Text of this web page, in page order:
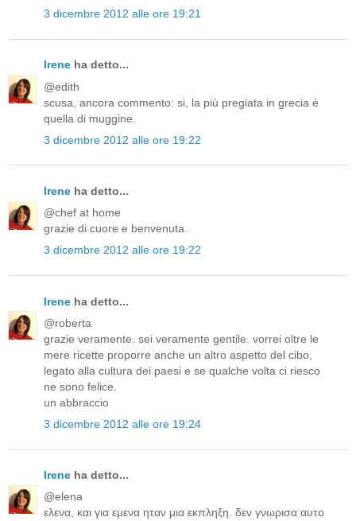
3 dicembre 2012 alle ore 19:21
Irene ha detto...
@edith
scusa, ancora commento: si, la più pregiata in grecia è
quella di muggine.
3 dicembre 2012 alle ore 19:22
Irene ha detto...
@chef at home
grazie di cuore e benvenuta.
3 dicembre 2012 alle ore 19:22
Irene ha detto...
@roberta
grazie veramente. sei veramente gentile. vorrei oltre le
mere ricette proporre anche un altro aspetto del cibo,
legato alla cultura dei paesi e se qualche volta ci riesco
ne sono felice.
un abbraccio
3 dicembre 2012 alle ore 19:24
Irene ha detto...
@elena
ελενα, και για εμενα ηταν μια εκπληξη. δεν γνωρισα αυτο